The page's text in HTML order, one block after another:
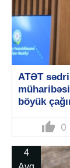
ATƏT
böyük
thumb_up 0
4